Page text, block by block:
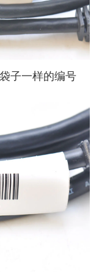
子一样的编号